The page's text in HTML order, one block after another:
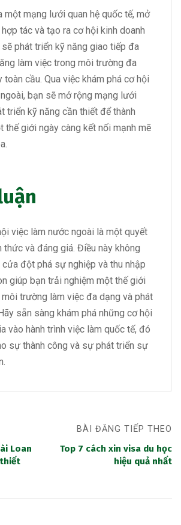
một mạng lưới quan hệ quốc tế, mở
tác và tạo ra cơ hội kinh doanh
phát triển kỹ năng giao tiếp đa
làm việc trong môi trường đa
cầu. Qua việc khám phá cơ hội
bạn sẽ mở rộng mạng lưới
triển kỹ năng cần thiết để thành
thế giới ngày càng kết nối mạnh mẽ
việc làm nước ngoài là một quyết
thức và đáng giá. Điều này không
cửa đột phá sự nghiệp và thu nhập
giúp bạn trải nghiệm một thế giới
trường làm việc đa dạng và phát
sẵn sàng khám phá những cơ hội
vào hành trình việc làm quốc tế, đó
sự thành công và sự phát triển sự
Loan
BÀI ĐĂNG TIẾP THEO
Top 7 cách xin visa du học
hiệu quả nhất